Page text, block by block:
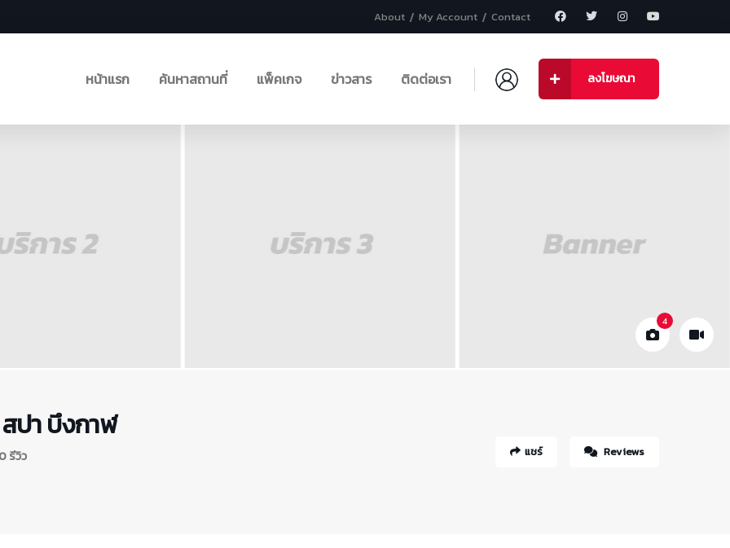
About My Account Contact
หน้าแรก ค้นหาสถานที่ แพ็คเกจ ข่าวสาร ติดต่อเรา ลงโฆษณา
4
ปา บึงกาฬ
รีวิว แชร์ Reviews